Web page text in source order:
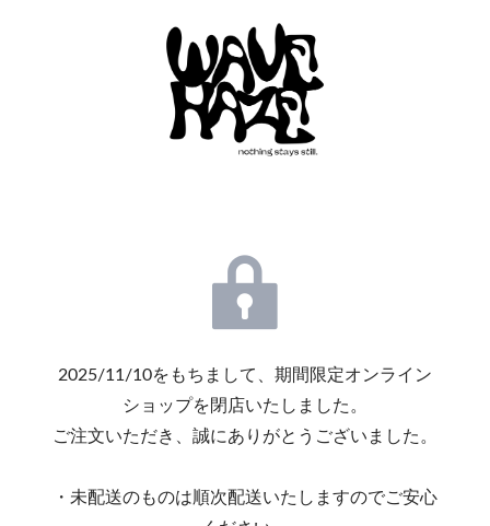
2025/11/10をもちまして、期間限定オンライン
ショップを閉店いたしました。
ご注文いただき、誠にありがとうございました。
・未配送のものは順次配送いたしますのでご安心